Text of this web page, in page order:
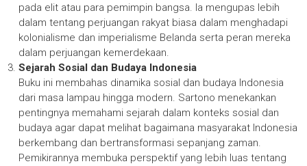
pada elit atau para pemimpin bangsa. Ia mengupas lebih
dalam tentang perjuangan rakyat biasa dalam menghadapi
kolonialisme dan imperialisme Belanda serta peran mereka
dalam perjuangan kemerdekaan.
Sejarah Sosial dan Budaya Indonesia
Buku ini membahas dinamika sosial dan budaya Indonesia
dari masa lampau hingga modern. Sartono menekankan
pentingnya memahami sejarah dalam konteks sosial dan
budaya agar dapat melihat bagaimana masyarakat Indonesia
berkembang dan bertransformasi sepanjang zaman.
Pemikirannya membuka perspektif yang lebih luas tentang